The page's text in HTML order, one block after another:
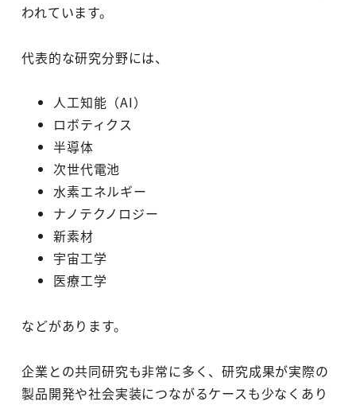
われています。
代表的な研究分野には、
人工知能（AI）
ロボティクス
半導体
次世代電池
水素エネルギー
ナノテクノロジー
新素材
宇宙工学
医療工学
などがあります。
企業との共同研究も非常に多く、研究成果が実際の
製品開発や社会実装につながるケースも少なくあり